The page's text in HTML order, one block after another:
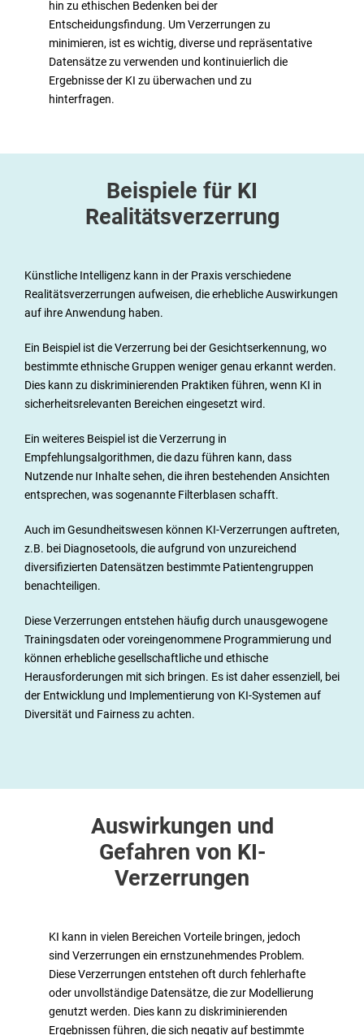
hin zu ethischen Bedenken bei der
Entscheidungsfindung. Um Verzerrungen zu
minimieren, ist es wichtig, diverse und repräsentative
Datensätze zu verwenden und kontinuierlich die
Ergebnisse der KI zu überwachen und zu
hinterfragen.
Beispiele für KI
Realitätsverzerrung
Künstliche Intelligenz kann in der Praxis verschiedene
Realitätsverzerrungen aufweisen, die erhebliche Auswirkungen
auf ihre Anwendung haben.
Ein Beispiel ist die Verzerrung bei der Gesichtserkennung, wo
bestimmte ethnische Gruppen weniger genau erkannt werden.
Dies kann zu diskriminierenden Praktiken führen, wenn KI in
sicherheitsrelevanten Bereichen eingesetzt wird.
Ein weiteres Beispiel ist die Verzerrung in
Empfehlungsalgorithmen, die dazu führen kann, dass
Nutzende nur Inhalte sehen, die ihren bestehenden Ansichten
entsprechen, was sogenannte Filterblasen schafft.
Auch im Gesundheitswesen können KI-Verzerrungen auftreten,
z.B. bei Diagnosetools, die aufgrund von unzureichend
diversifizierten Datensätzen bestimmte Patientengruppen
benachteiligen.
Diese Verzerrungen entstehen häufig durch unausgewogene
Trainingsdaten oder voreingenommene Programmierung und
können erhebliche gesellschaftliche und ethische
Herausforderungen mit sich bringen. Es ist daher essenziell, bei
der Entwicklung und Implementierung von KI-Systemen auf
Diversität und Fairness zu achten.
Auswirkungen und
Gefahren von KI-
Verzerrungen
KI kann in vielen Bereichen Vorteile bringen, jedoch
sind Verzerrungen ein ernstzunehmendes Problem.
Diese Verzerrungen entstehen oft durch fehlerhafte
oder unvollständige Datensätze, die zur Modellierung
genutzt werden. Dies kann zu diskriminierenden
Ergebnissen führen, die sich negativ auf bestimmte